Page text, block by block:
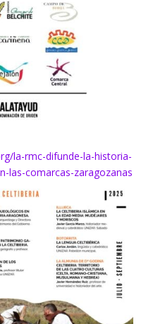
la-rmc-difunde-la-historia-
las-comarcas-zaragozanas